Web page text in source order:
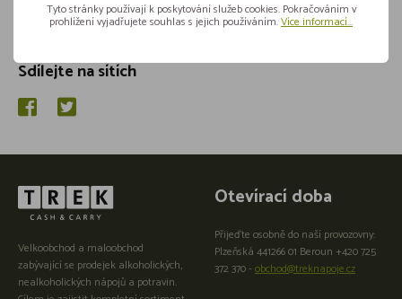
Sdílejte na sítích
Velkoobchod a maloobchod
zabývající se prodejek alkoholických,
nealkoholických nápojů a potravin.
Otevírací doba
Přijeďte osobně do naší provozovny:
Plzeňská 441266 01 Beroun +420 725
372 370 -obchod@treknapoje.cz
Tyto stránky používají k poskytování služeb cookies. Pokračováním v
prohlížení vyjadřujete souhlas s jejich používáním.Více informací...